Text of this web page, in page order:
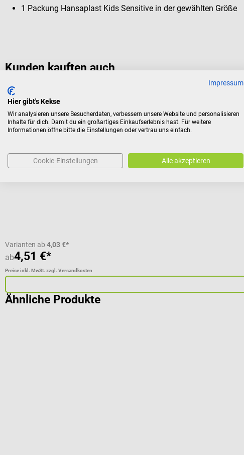
1 Packung Hansaplast Kids Sensitive in der gewählten Größe
Kunden kauften auch
SSB
Hansaplast
Kinderpflaster Sensitive
Varianten ab 4,03 €*
ab4,51 €*
Preise inkl. MwSt. zzgl. Versandkosten
Ähnliche Produkte
Impressum
Hier gibt's Kekse
Wir analysieren unsere Besucherdaten, verbessern unsere Website und personalisieren
Inhalte für dich. Damit du ein großartiges Einkaufserlebnis hast. Für weitere
Informationen öffne bitte die Einstellungen oder vertrau uns einfach.
Cookie-Einstellungen Alle akzeptieren